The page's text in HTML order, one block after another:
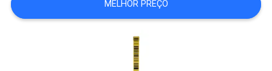
PRIVACY
MELHOR PREÇO